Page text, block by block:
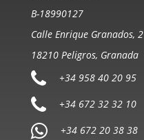
B-18990127
Calle Enrique Granados, 2
18210 Peligros, Granada
+34 958 40 20 95
+34 672 32 32 10
+34 672 20 38 38